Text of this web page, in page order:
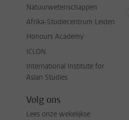
Natuurwetenschappen
Afrika-Studiecentrum Leiden
Honours Academy
ICLON
International Institute for
Asian Studies
Volg ons
Lees onze wekelijkse